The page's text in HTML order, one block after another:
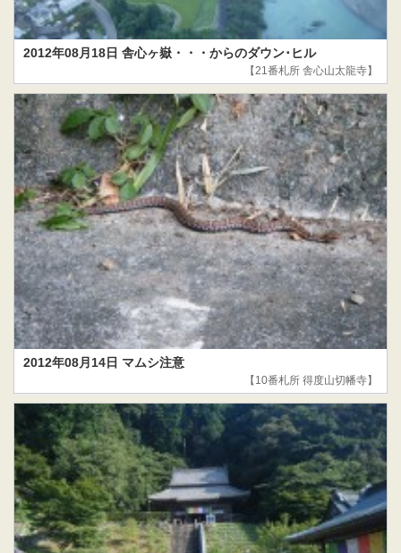
2012年08月18日 舎心ヶ嶽・・・からのダウン･ヒル
【21番札所 舎心山太龍寺】
2012年08月14日 マムシ注意
【10番札所 得度山切幡寺】